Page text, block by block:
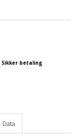
Sikker betaling
Data